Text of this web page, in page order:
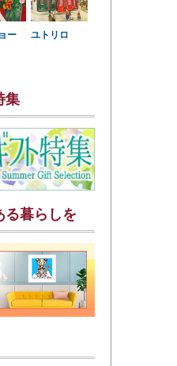
ー
ユトリロ
集
る暮らしを